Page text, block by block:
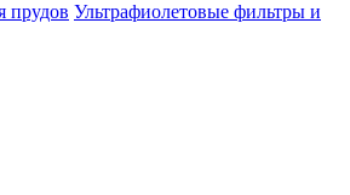
прудов Ультрафиолетовые фильтры и